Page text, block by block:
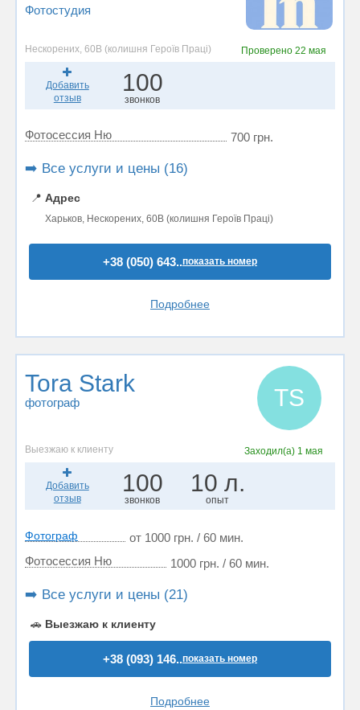
Фотостудия
Нескорених, 60В (колишня Героїв Праці) Проверено 22 мая
Добавить
отзыв
100
звонков
Фотосессия Ню 700 грн.
➡️ Все услуги и цены (16)
📍 Адрес
Харьков, Нескорених, 60В (колишня Героїв Праці)
+38 (050) 643..показать номер
Подробнее
Tora Stark
фотограф TS
Выезжаю к клиенту Заходил(а) 1 мая
Добавить
отзыв
100
звонков
10 л.
опыт
Фотограф
от 1000 грн. / 60 мин.
Фотосессия Ню
1000 грн. / 60 мин.
➡️ Все услуги и цены (21)
🚗 Выезжаю к клиенту
+38 (093) 146..показать номер
Подробнее